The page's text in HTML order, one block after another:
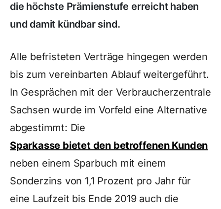
die höchste Prämienstufe erreicht haben
und damit kündbar sind.
Alle befristeten Verträge hingegen werden
bis zum vereinbarten Ablauf weitergeführt.
In Gesprächen mit der Verbraucherzentrale
Sachsen wurde im Vorfeld eine Alternative
abgestimmt: Die
Sparkasse bietet den betroffenen Kunden
neben einem Sparbuch mit einem
Sonderzins von 1,1 Prozent pro Jahr für
eine Laufzeit bis Ende 2019 auch die